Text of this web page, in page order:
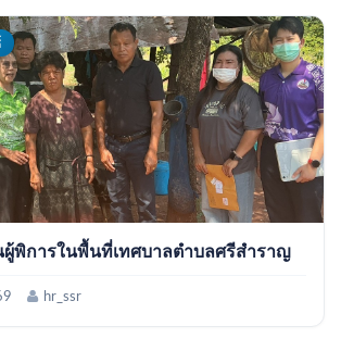
พิการในพื้นที่เทศบาลตำบลศรีสำราญ
hr_ssr